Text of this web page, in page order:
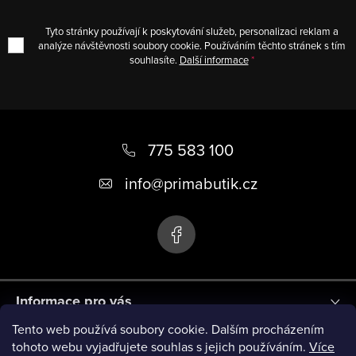
Tento web používá soubory cookie. Dalším procházením
tohoto webu vyjadřujete souhlas s jejich používáním. Více
Tyto stránky používají k poskytování služeb, personalizaci reklam a
analýze návštěvnosti soubory cookie. Používáním těchto stránek s tím
souhlasíte. Další informace
775 583 100
info@primabutik.cz
Informace pro vás
Blog